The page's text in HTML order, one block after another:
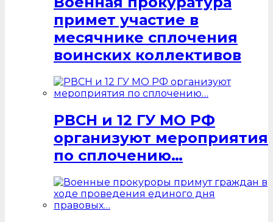
примет участие в
месячнике сплочения
воинских коллективов
РВСН и 12 ГУ МО РФ
организуют мероприятия
по сплочению…